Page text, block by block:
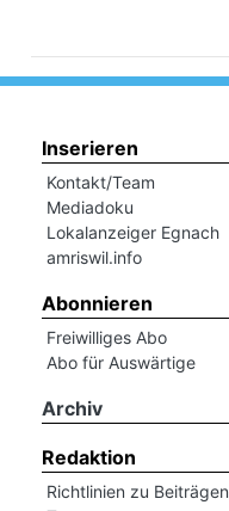
Inserieren
Kontakt/Team
Mediadoku
Lokalanzeiger Egnach
amriswil.info
Abonnieren
Freiwilliges Abo
Abo für Auswärtige
Archiv
Redaktion
Richtlinien zu Beiträgen